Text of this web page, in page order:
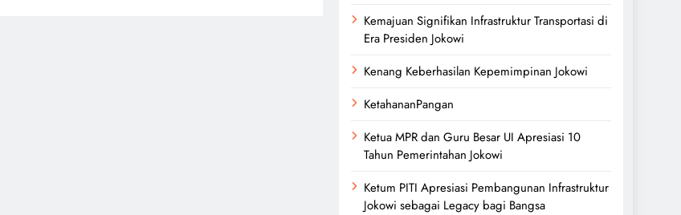
Kemajuan Signifikan Infrastruktur Transportasi di
Era Presiden Jokowi
Kenang Keberhasilan Kepemimpinan Jokowi
KetahananPangan
Ketua MPR dan Guru Besar UI Apresiasi 10
Tahun Pemerintahan Jokowi
Ketum PITI Apresiasi Pembangunan Infrastruktur
Jokowi sebagai Legacy bagi Bangsa